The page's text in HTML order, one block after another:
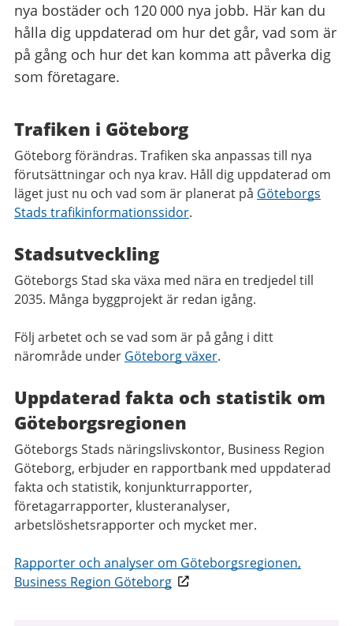
nya bostäder och 120 000 nya jobb. Här kan du
hålla dig uppdaterad om hur det går, vad som är
på gång och hur det kan komma att påverka dig
som företagare.
Trafiken i Göteborg
Göteborg förändras. Trafiken ska anpassas till nya
förutsättningar och nya krav. Håll dig uppdaterad om
läget just nu och vad som är planerat på Göteborgs
Stads trafikinformationssidor.
Stadsutveckling
Göteborgs Stad ska växa med nära en tredjedel till
2035. Många byggprojekt är redan igång.
Följ arbetet och se vad som är på gång i ditt
närområde under Göteborg växer.
Uppdaterad fakta och statistik om
Göteborgsregionen
Göteborgs Stads näringslivskontor, Business Region
Göteborg, erbjuder en rapportbank med uppdaterad
fakta och statistik, konjunkturrapporter,
företagarrapporter, klusteranalyser,
arbetslöshetsrapporter och mycket mer.
Rapporter och analyser om Göteborgsregionen,
Business Region Göteborg